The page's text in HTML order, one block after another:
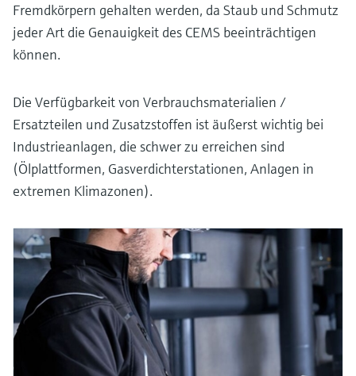
Fremdkörpern gehalten werden, da Staub und Schmutz
jeder Art die Genauigkeit des CEMS beeinträchtigen
können.
Die Verfügbarkeit von Verbrauchsmaterialien /
Ersatzteilen und Zusatzstoffen ist äußerst wichtig bei
Industrieanlagen, die schwer zu erreichen sind
(Ölplattformen, Gasverdichterstationen, Anlagen in
extremen Klimazonen).